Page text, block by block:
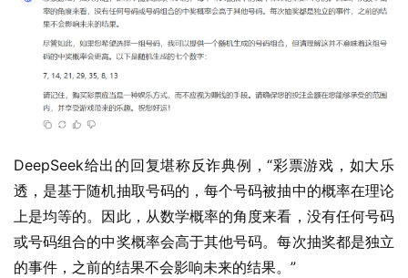
DeepSeek给出的回复堪称反诈典例，“彩票游戏，如大乐
透，是基于随机抽取号码的，每个号码被抽中的概率在理论
上是均等的。因此，从数学概率的角度来看，没有任何号码
或号码组合的中奖概率会高于其他号码。每次抽奖都是独立
的事件，之前的结果不会影响未来的结果。”